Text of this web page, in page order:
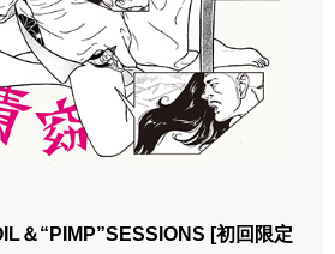
＆“PIMP”SESSIONS [初回限定